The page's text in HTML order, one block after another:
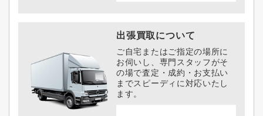
出張買取について
ご自宅またはご指定の場所に
お伺いし、専門スタッフがそ
の場で査定・成約・お支払い
までスピーディに対応いたし
ます。